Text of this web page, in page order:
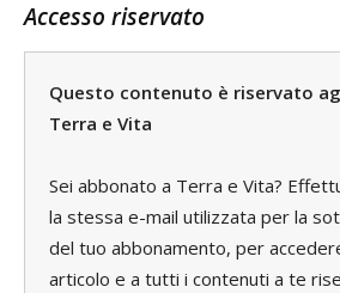
Accesso riservato
Questo contenuto è riservato
Terra e Vita
Sei abbonato a Terra e Vita?
la stessa e-mail utilizzata per la
del tuo abbonamento, per
articolo e a tutti i contenuti a te